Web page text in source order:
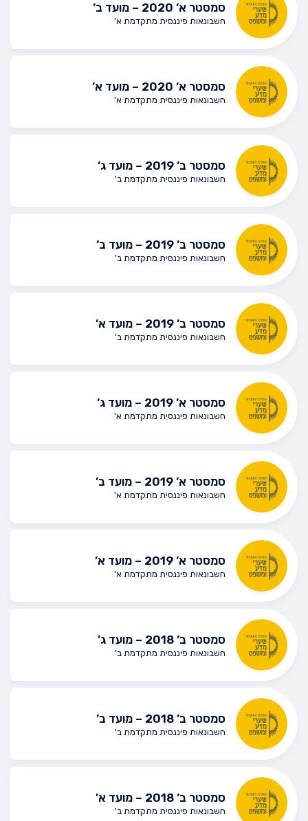
סמסטר א’ 2020 – מועד ב’
חשבונאות פיננסית מתקדמת א'
סמסטר א’ 2020 – מועד א’
חשבונאות פיננסית מתקדמת א'
סמסטר ב’ 2019 – מועד ג’
חשבונאות פיננסית מתקדמת ב'
סמסטר ב’ 2019 – מועד ב’
חשבונאות פיננסית מתקדמת ב'
סמסטר ב’ 2019 – מועד א’
חשבונאות פיננסית מתקדמת ב'
סמסטר א’ 2019 – מועד ג’
חשבונאות פיננסית מתקדמת א'
סמסטר א’ 2019 – מועד ב’
חשבונאות פיננסית מתקדמת א'
סמסטר א’ 2019 – מועד א’
חשבונאות פיננסית מתקדמת א'
סמסטר ב’ 2018 – מועד ג’
חשבונאות פיננסית מתקדמת ב'
סמסטר ב’ 2018 – מועד ב’
חשבונאות פיננסית מתקדמת ב'
סמסטר ב’ 2018 – מועד א’
חשבונאות פיננסית מתקדמת ב'